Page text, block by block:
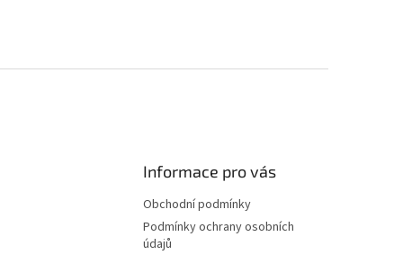
Informace pro vás
Obchodní podmínky
Podmínky ochrany osobních
údajů